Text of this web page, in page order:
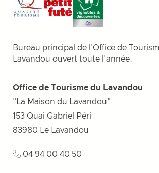
Bureau principal de l'Office de
Lavandou ouvert toute l'année.
Office de Tourisme du Lavandou
"La Maison du Lavandou"
153 Quai Gabriel Péri
83980 Le Lavandou
04 94 00 40 50